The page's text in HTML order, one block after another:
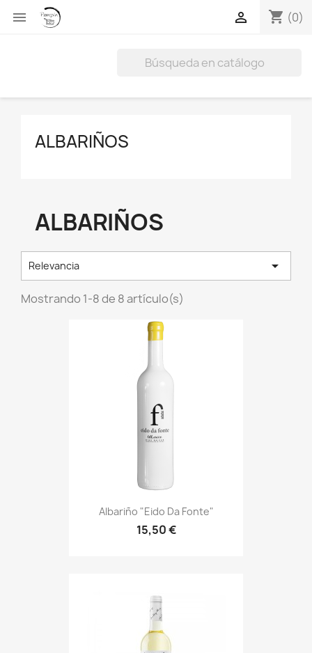
 shopping_cart (0)

ALBARIÑOS
ALBARIÑOS
Relevancia 
Mostrando 1-8 de 8 artículo(s)
Albariño "Eido Da Fonte"
15,50 €